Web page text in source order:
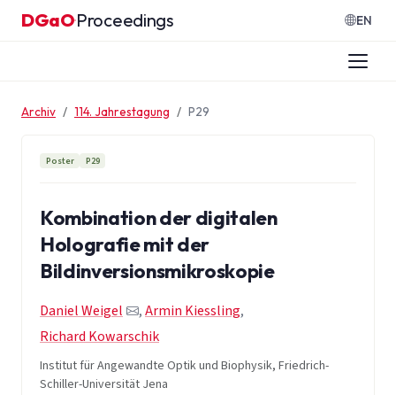
Zum Inhalt springen
DGaO·Proceedings EN
Archiv 114. Jahrestagung P29
Poster P29
Kombination der digitalen
Holografie mit der
Bildinversionsmikroskopie
Daniel Weigel ,Armin Kiessling,
Richard Kowarschik
Institut für Angewandte Optik und Biophysik, Friedrich-
Schiller-Universität Jena